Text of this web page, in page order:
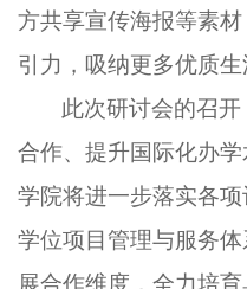
方共享宣传海报等素
引力，吸纳更多优质生
此次研讨会的召
合作、提升国际化办
学院将进一步落实各
学位项目管理与服务